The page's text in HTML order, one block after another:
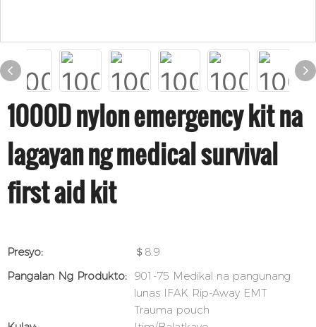
1000D nylon emergency kit na
lagayan ng medical survival
first aid kit
Presyo:
＄8.9
Pangalan Ng Produkto: 901-75 Medikal na pangunang
lunas IFAK Rip-Away EMT
Trauma pouch